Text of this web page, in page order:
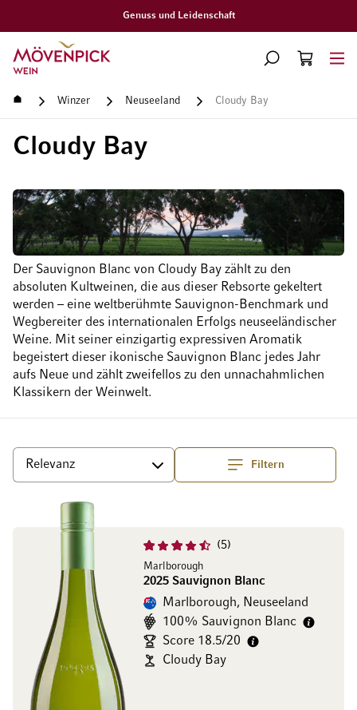
Gratislieferung ab CHF 300.–
Zur Startseite
SUCHE
WARENKORB
Startseite Winzer Neuseeland Cloudy Bay
Cloudy Bay
Der Sauvignon Blanc von Cloudy Bay zählt zu den
absoluten Kultweinen, die aus dieser Rebsorte gekeltert
werden – eine weltberühmte Sauvignon-Benchmark und
Wegbereiter des internationalen Erfolgs neuseeländischer
Weine. Mit seiner einzigartig expressiven Aromatik
begeistert dieser ikonische Sauvignon Blanc jedes Jahr
aufs Neue und zählt zweifellos zu den unnachahmlichen
Klassikern der Weinwelt.
Filtern
SortierenTop
5
Marlborough
2025 Sauvignon Blanc
Marlborough, Neuseeland
100% Sauvignon Blanc
Score 18.5/20
Cloudy Bay